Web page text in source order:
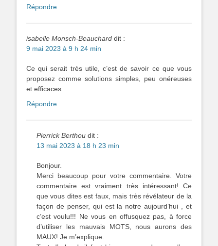
Répondre
isabelle Monsch-Beauchard dit :
9 mai 2023 à 9 h 24 min
Ce qui serait très utile, c’est de savoir ce que vous
proposez comme solutions simples, peu onéreuses
et efficaces
Répondre
Pierrick Berthou dit :
13 mai 2023 à 18 h 23 min
Bonjour.
Merci beaucoup pour votre commentaire. Votre
commentaire est vraiment très intéressant! Ce
que vous dites est faux, mais très révélateur de la
façon de penser, qui est la notre aujourd’hui , et
c’est voulu!!! Ne vous en offusquez pas, à force
d’utiliser les mauvais MOTS, nous aurons des
MAUX! Je m’explique.